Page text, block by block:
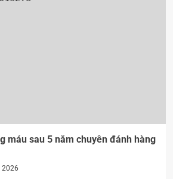
máu sau 5 năm chuyên đánh hàng
2026